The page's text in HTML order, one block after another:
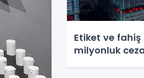
Etiket ve
milyonluk